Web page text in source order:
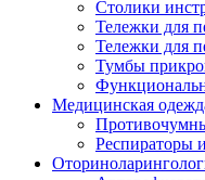
Столики
Тележки для
Тележки для
Тумбы
Медицинская
Респираторы